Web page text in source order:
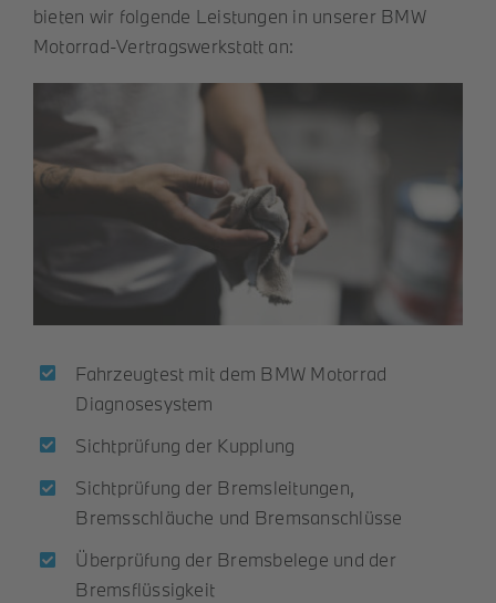
bieten wir folgende Leistungen in unserer BMW
Motorrad-Vertragswerkstatt an:
Fahrzeugtest mit dem BMW Motorrad
Diagnosesystem
Sichtprüfung der Kupplung
Sichtprüfung der Bremsleitungen,
Bremsschläuche und Bremsanschlüsse
Überprüfung der Bremsbelege und der
Bremsflüssigkeit